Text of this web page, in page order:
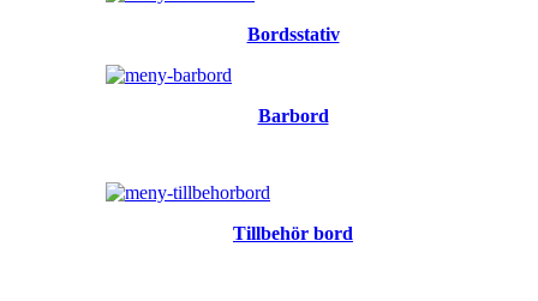
Bordsstativ
Barbord
Tillbehör bord